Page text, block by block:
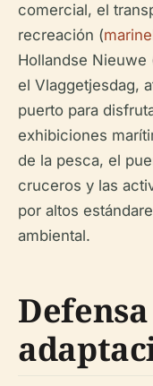
comercial, el
recreación (
Hollandse
el Vlaggetjesdag,
puerto para
exhibiciones
de la pesca, el
cruceros y las
por altos
ambiental.